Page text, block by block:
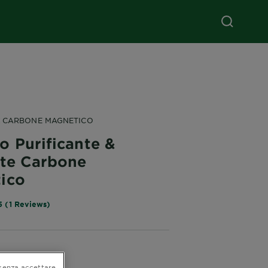
MAGNETICO
Purificante &
Carbone
(1 Reviews)